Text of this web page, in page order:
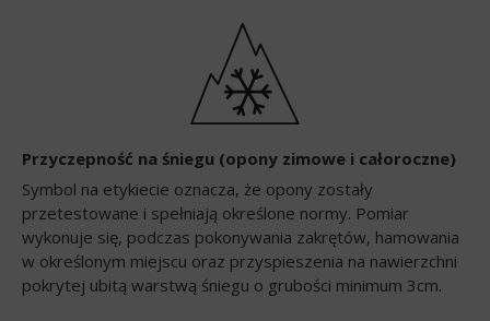
Przyczepność na śniegu (opony zimowe i całoroczne)
Symbol na etykiecie oznacza, że opony zostały
przetestowane i spełniają określone normy. Pomiar
wykonuje się, podczas pokonywania zakrętów, hamowania
w określonym miejscu oraz przyspieszenia na nawierzchni
pokrytej ubitą warstwą śniegu o grubości minimum 3cm.